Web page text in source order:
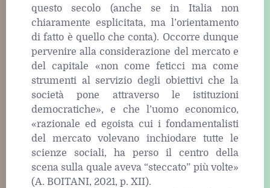
questo secolo (anche se in Italia non
chiaramente esplicitata, ma l’orientamento
di fatto è quello che conta). Occorre dunque
pervenire alla considerazione del mercato e
del capitale «non come feticci ma come
strumenti al servizio degli obiettivi che la
società pone attraverso le istituzioni
democratiche», e che l’uomo economico,
«razionale ed egoista cui i fondamentalisti
del mercato volevano inchiodare tutte le
scienze sociali, ha perso il centro della
scena sulla quale aveva “steccato” più volte»
(A. BOITANI, 2021, p. XII).